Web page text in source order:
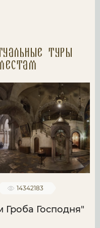
туры
14342183
Гроба Господня"